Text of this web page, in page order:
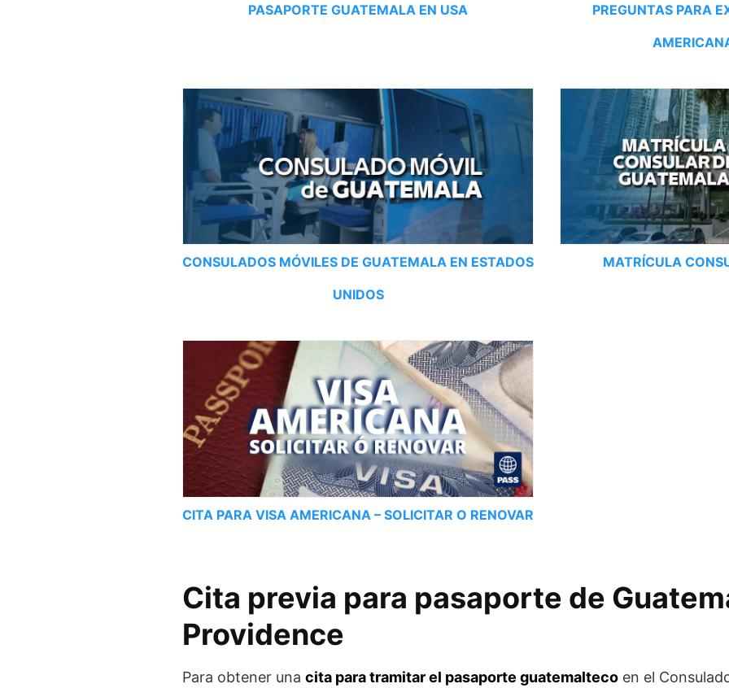
PASAPORTE GUATEMALA EN USA
PREGUNTAS PARA
CONSULADOS MÓVILES DE GUATEMALA EN ESTADOS
UNIDOS
MATRÍCULA
CITA PARA VISA AMERICANA – SOLICITAR O RENOVAR
Cita previa para pasaporte de
Providence
Para obtener una cita para tramitar el pasaporte guatemalteco en el